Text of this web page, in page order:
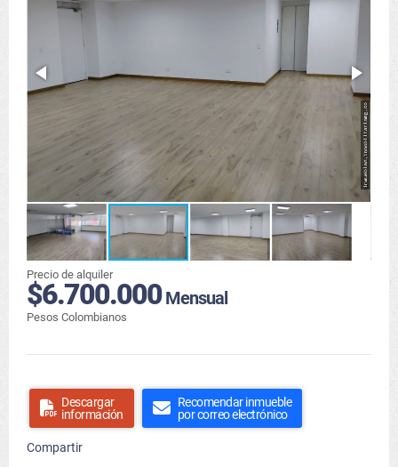
Precio de alquiler
$6.700.000Mensual
Pesos Colombianos
Descargar
información
Recomendar inmueble
por correo electrónico
Compartir